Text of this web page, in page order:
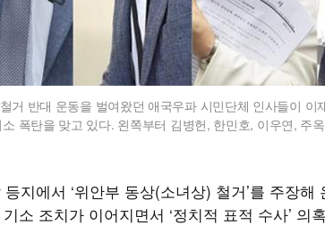
거 반대 운동을 벌여왔던 애국우파 시민단체 인사들이 이
폭탄을 맞고 있다. 왼쪽부터 김병헌, 한민호, 이우연, 주
지에서 ‘위안부 동상(소녀상) 철거’를 주장
소 조치가 이어지면서 ‘정치적 표적 수사’ 의